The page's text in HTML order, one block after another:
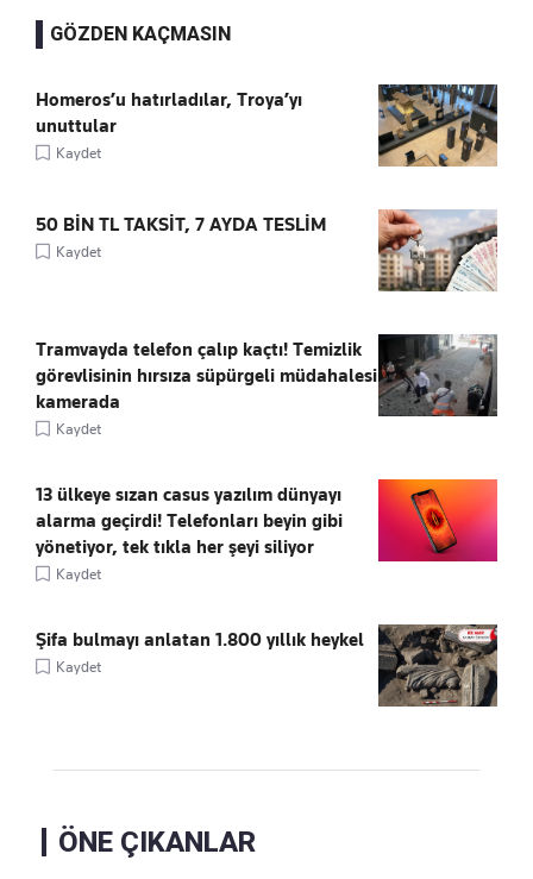
GÖZDEN KAÇMASIN
Homeros’u hatırladılar, Troya’yı
unuttular
Kaydet
50 BİN TL TAKSİT, 7 AYDA TESLİM
Kaydet
Tramvayda telefon çalıp kaçtı! Temizlik
görevlisinin hırsıza süpürgeli müdahalesi
kamerada
Kaydet
13 ülkeye sızan casus yazılım dünyayı
alarma geçirdi! Telefonları beyin gibi
yönetiyor, tek tıkla her şeyi siliyor
Kaydet
Şifa bulmayı anlatan 1.800 yıllık heykel
Kaydet
ÖNE ÇIKANLAR